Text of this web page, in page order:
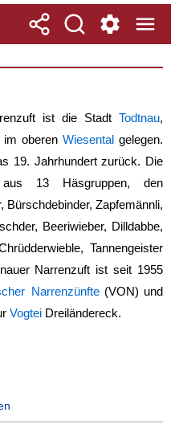
ist die Stadt Todtnau,
im oberen Wiesental gelegen.
19. Jahrhundert zurück. Die
13 Häsgruppen, den
Bürschdebinder, Zapfemännli,
Beeriwieber, Dilldabbe,
Tannengeister
Narrenzuft ist seit 1955
Narrenzünfte(VON) und
Vogtei Dreiländereck.